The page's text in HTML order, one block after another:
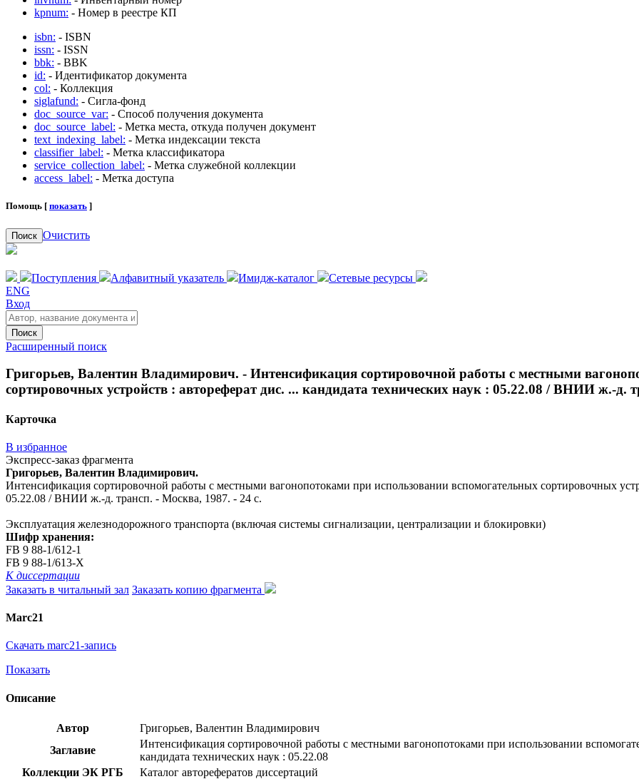
kpnum: - Номер в реестре КП
isbn: - ISBN
issn: - ISSN
bbk: - BBK
id: - Идентификатор документа
col: - Коллекция
siglafund: - Сигла-фонд
doc_source_var: - Способ получения документа
doc_source_label: - Метка места, откуда получен документ
text_indexing_label: - Метка индексации текста
classifier_label: - Метка классификатора
service_collection_label: - Метка служебной коллекции
access_label: - Метка доступа
Помощь [ показать ]
Поиск Очистить
Поступления Алфавитный указатель Имидж-каталог
Сетевые ресурсы
ENG
Вход
Поиск
Расширенный поиск
Григорьев, Валентин Владимирович. - Интенсификация сортировочной работы с местными
сортировочных устройств : автореферат дис. ... кандидата технических наук : 05.22.08 / ВНИИ ж.-д.
Карточка
В избранное
Экспресс-заказ фрагмента
Григорьев, Валентин Владимирович.
Интенсификация сортировочной работы с местными вагонопотоками при использовании вспомогательных сортировочных
05.22.08 / ВНИИ ж.-д. трансп. - Москва, 1987. - 24 с.
Эксплуатация железнодорожного транспорта (включая системы сигнализации, централизации и блокировки)
Шифр хранения:
FB 9 88-1/612-1
FB 9 88-1/613-Х
К диссертации
Заказать в читальный зал Заказать копию фрагмента
Marc21
Скачать marc21-запись
Показать
Описание
Автор
Григорьев, Валентин Владимирович
Заглавие
Интенсификация сортировочной работы с местными вагонопотоками при использовании
кандидата технических наук : 05.22.08
Коллекции ЭК РГБ
Каталог авторефератов диссертаций